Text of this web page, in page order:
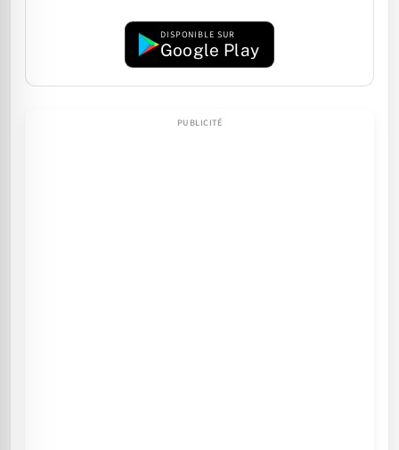
DISPONIBLE SUR
Google Play